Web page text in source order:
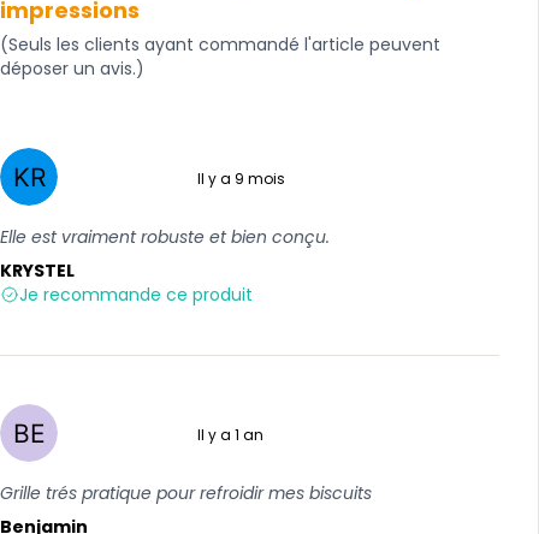
impressions
(Seuls les clients ayant commandé l'article peuvent
déposer un avis.)
Il y a 9 mois
Elle est vraiment robuste et bien conçu.
KRYSTEL
Je recommande ce produit
Il y a 1 an
Grille trés pratique pour refroidir mes biscuits
Benjamin